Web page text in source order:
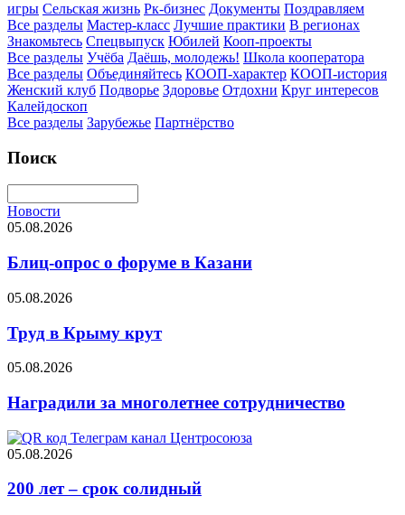
игры Сельская жизнь Рк-бизнес Документы Поздравляем
Все разделы Мастер-класс Лучшие практики В регионах
Знакомьтесь Спецвыпуск Юбилей Кооп-проекты
Все разделы Учёба Даёшь, молодежь! Школа кооператора
Все разделы Объединяйтесь КООП-характер КООП-история
Женский клуб Подворье Здоровье Отдохни Круг интересов
Калейдоскоп
Все разделы Зарубежье Партнёрство
Поиск
Новости
05.08.2026
Блиц-опрос о форуме в Казани
05.08.2026
Труд в Крыму крут
05.08.2026
Наградили за многолетнее сотрудничество
05.08.2026
200 лет – срок солидный